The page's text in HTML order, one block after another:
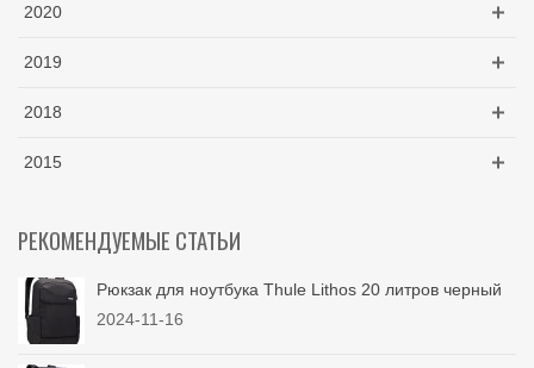
2020
2019
2018
2015
РЕКОМЕНДУЕМЫЕ СТАТЬИ
Рюкзак для ноутбука Thule Lithos 20 литров черный
2024-11-16